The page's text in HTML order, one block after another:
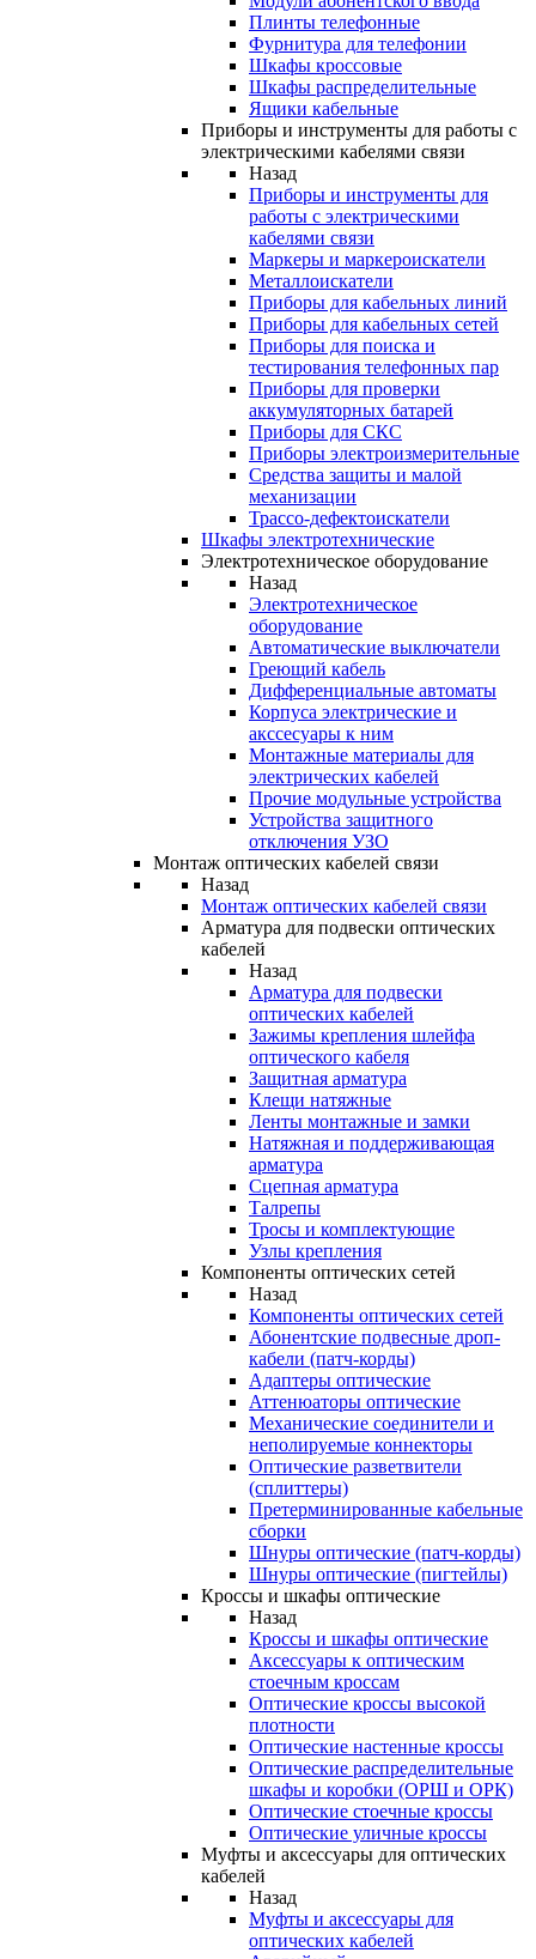
Плинты телефонные
Фурнитура для телефонии
Шкафы кроссовые
Шкафы распределительные
Ящики кабельные
Приборы и инструменты для работы с
электрическими кабелями связи
Назад
Приборы и инструменты для
работы с электрическими
кабелями связи
Маркеры и маркероискатели
Металлоискатели
Приборы для кабельных линий
Приборы для кабельных сетей
Приборы для поиска и
тестирования телефонных пар
Приборы для проверки
аккумуляторных батарей
Приборы для СКС
Приборы электроизмерительные
Средства защиты и малой
механизации
Трассо-дефектоискатели
Шкафы электротехнические
Электротехническое оборудование
Назад
Электротехническое
оборудование
Автоматические выключатели
Греющий кабель
Дифференциальные автоматы
Корпуса электрические и
акссесуары к ним
Монтажные материалы для
электрических кабелей
Прочие модульные устройства
Устройства защитного
отключения УЗО
Монтаж оптических кабелей связи
Назад
Монтаж оптических кабелей связи
Арматура для подвески оптических
кабелей
Назад
Арматура для подвески
оптических кабелей
Зажимы крепления шлейфа
оптического кабеля
Защитная арматура
Клещи натяжные
Ленты монтажные и замки
Натяжная и поддерживающая
арматура
Сцепная арматура
Талрепы
Тросы и комплектующие
Узлы крепления
Компоненты оптических сетей
Назад
Компоненты оптических сетей
Абонентские подвесные дроп-
кабели (патч-корды)
Адаптеры оптические
Аттенюаторы оптические
Механические соединители и
неполируемые коннекторы
Оптические разветвители
(сплиттеры)
Претерминированные кабельные
сборки
Шнуры оптические (патч-корды)
Шнуры оптические (пигтейлы)
Кроссы и шкафы оптические
Назад
Кроссы и шкафы оптические
Аксессуары к оптическим
стоечным кроссам
Оптические кроссы высокой
плотности
Оптические настенные кроссы
Оптические распределительные
шкафы и коробки (ОРШ и ОРК)
Оптические стоечные кроссы
Оптические уличные кроссы
Муфты и аксессуары для оптических
кабелей
Назад
Муфты и аксессуары для
оптических кабелей